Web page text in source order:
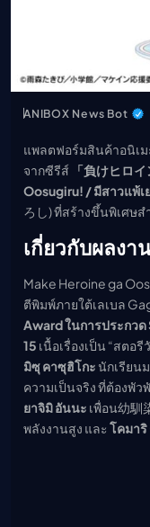
ANIBOX News Bot
แพลตฟอร์มสินค้าอนิเม
จากซีรีส์
「負けヒロ
Oosugiru! / มีสาวแพ้เ
ろし) ที่สร้างขึ้นพิเศษ
เกี่ยวกับผลงาน
Make Heroine ga
ตีพิมพ์ภายใต้เลเบล
Award ในการประกว
15 เนื้อเรื่องเป็น “สตอ
มิซุ คาซุฮิโกะนักเรียน
ความเป็นจริง ที่ต้องพัว
ยาจิมิ อันนะ เพื่อน幼馴
พลังงานสูง และ โคมา